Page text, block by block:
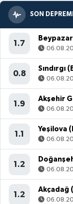
SON
1.7
0.8
Sındırgı
1.9
1.1
Yeşilova
1.2
1.2
Akçadağ